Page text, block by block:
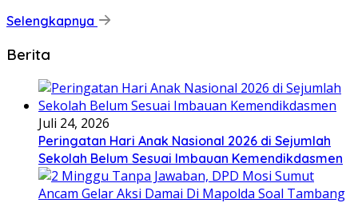
Selengkapnya
Berita
Juli 24, 2026
Peringatan Hari Anak Nasional 2026 di Sejumlah
Sekolah Belum Sesuai Imbauan Kemendikdasmen